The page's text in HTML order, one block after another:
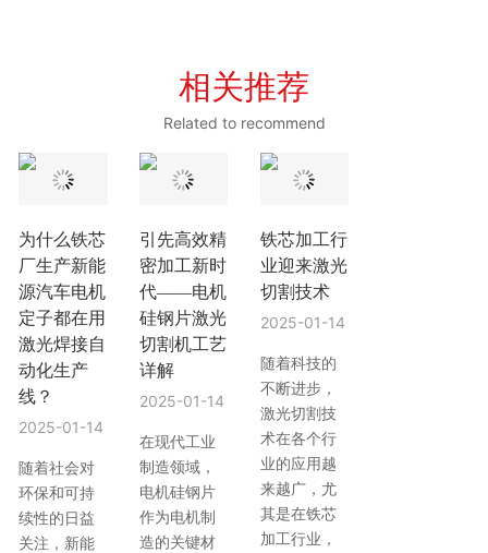
相关推荐
Related to recommend
为什么铁芯
厂生产新能
源汽车电机
定子都在用
激光焊接自
动化生产
线？
2025-01-14
随着社会对
环保和可持
续性的日益
关注，新能
引先高效精
密加工新时
代——电机
硅钢片激光
切割机工艺
详解
2025-01-14
在现代工业
制造领域，
电机硅钢片
作为电机制
造的关键材
铁芯加工行
业迎来激光
切割技术
2025-01-14
随着科技的
不断进步，
激光切割技
术在各个行
业的应用越
来越广，尤
其是在铁芯
加工行业，